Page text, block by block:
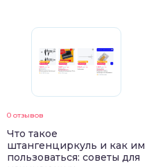
0 отзывов
Что такое
штангенциркуль и как им
пользоваться: советы для